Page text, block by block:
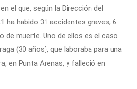
el que, según la Dirección del
ha habido 31 accidentes graves, 6
de muerte. Uno de ellos es el caso
(30 años), que laboraba para una
en Punta Arenas, y falleció en